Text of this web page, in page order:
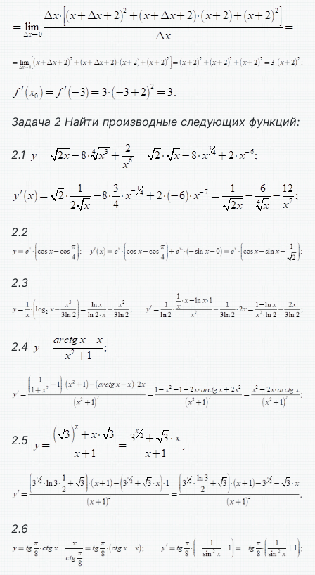
Задача 2 Найти производные следующих функций:
2.1
2.2
2.3
2.4
2.5
2.6